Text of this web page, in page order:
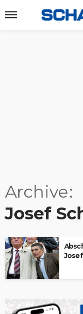
Archive
Josef